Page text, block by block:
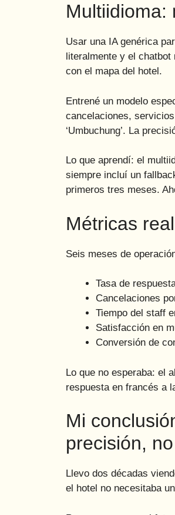
Multiidioma:
Usar una IA genérica
literalmente y el
con el mapa del hotel.
Entrené un modelo
cancelaciones,
‘Umbuchung’. La
Lo que aprendí: el
siempre incluí un
primeros tres meses.
Métricas
Seis meses de
Tasa de
Cancelaciones
Tiempo del staff
Satisfacción en
Conversión de
Lo que no esperaba: el
respuesta en francés a
Mi
precisión,
Llevo dos décadas
el hotel no necesitaba